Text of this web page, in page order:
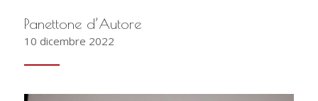
Panettone d’Autore
10 dicembre 2022